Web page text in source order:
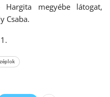
Hargita megyébe látogat,
Csaba.